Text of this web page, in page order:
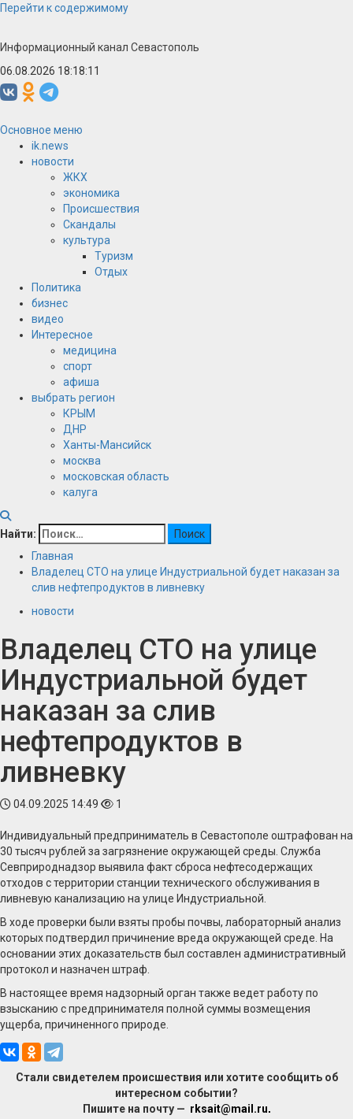
Перейти к содержимому
Информационный канал Севастополь
06.08.2026 18:18:11
Основное меню
ik.news
новости
ЖКХ
экономика
Происшествия
Скандалы
культура
Туризм
Отдых
Политика
бизнес
видео
Интересное
медицина
спорт
афиша
выбрать регион
КРЫМ
ДНР
Ханты-Мансийск
москва
московская область
калуга
Найти:
Главная
Владелец СТО на улице Индустриальной будет наказан за
слив нефтепродуктов в ливневку
новости
Владелец СТО на улице
Индустриальной будет
наказан за слив
нефтепродуктов в
ливневку
04.09.2025 14:49 1
Индивидуальный предприниматель в Севастополе оштрафован на
30 тысяч рублей за загрязнение окружающей среды. Служба
Севприроднадзор выявила факт сброса нефтесодержащих
отходов с территории станции технического обслуживания в
ливневую канализацию на улице Индустриальной.
В ходе проверки были взяты пробы почвы, лабораторный анализ
которых подтвердил причинение вреда окружающей среде. На
основании этих доказательств был составлен административный
протокол и назначен штраф.
В настоящее время надзорный орган также ведет работу по
взысканию с предпринимателя полной суммы возмещения
ущерба, причиненного природе.
Стали свидетелем происшествия или хотите сообщить об
интересном событии?
Пишите на почту — rksait@mail.ru.